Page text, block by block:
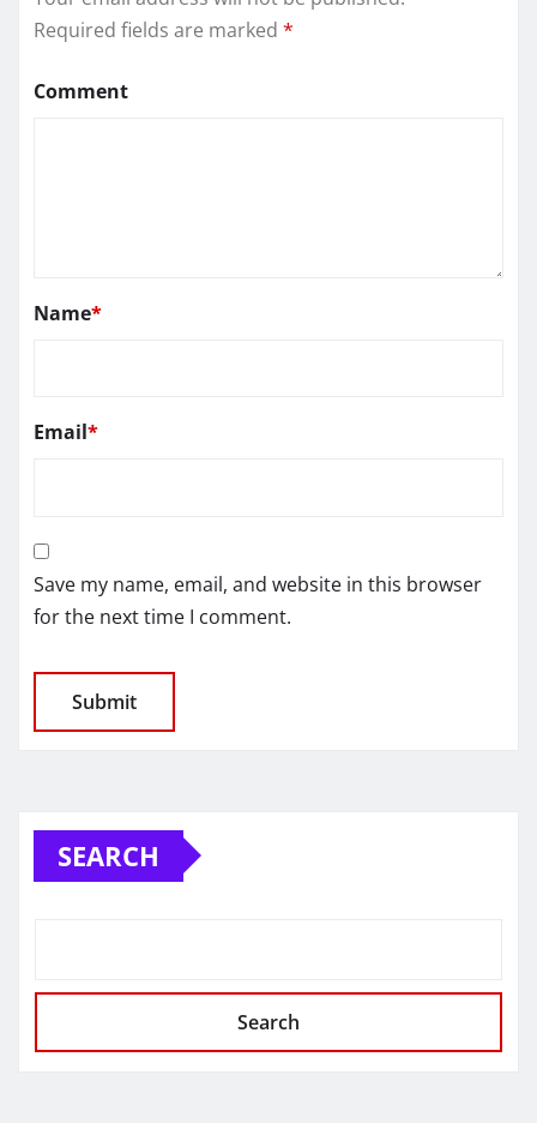
Required fields are marked *
Comment
Name*
Email*
Save my name, email, and website in this browser
for the next time I comment.
SEARCH
Search